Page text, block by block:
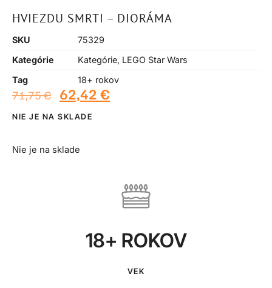
HVIEZDU SMRTI – DIORÁMA
SKU
75329
Kategórie
Kategórie, LEGO Star Wars
Tag
18+ rokov
71,75€ 62,42 €
NIE JE NA SKLADE
Nie je na sklade
18+ ROKOV
VEK